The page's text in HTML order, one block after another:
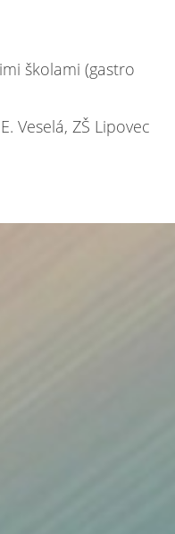
školami (gastro
Veselá, ZŠ Lipovec